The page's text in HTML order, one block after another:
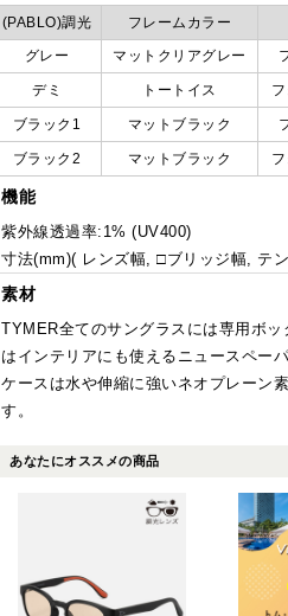
(PABLO)調光 フレームカラー
グレー
マットクリアグレー
デミ トートイス
ブラック1 マットブラック
ブラック2 マットブラック
機能
紫外線透過率:1% (UV400)
寸法(mm)( レンズ幅, □ブリッジ幅, テ
素材
TYMER全てのサングラスには専用ボ
はインテリアにも使えるニュースペー
ケースは水や伸縮に強いネオプレーン
す。
あなたにオススメの商品